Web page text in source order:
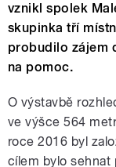
vznikl spolek
skupinka tří
probudilo zájem
na pomoc.
O výstavbě
ve výšce 564
roce 2016 byl
cílem bylo sehnat